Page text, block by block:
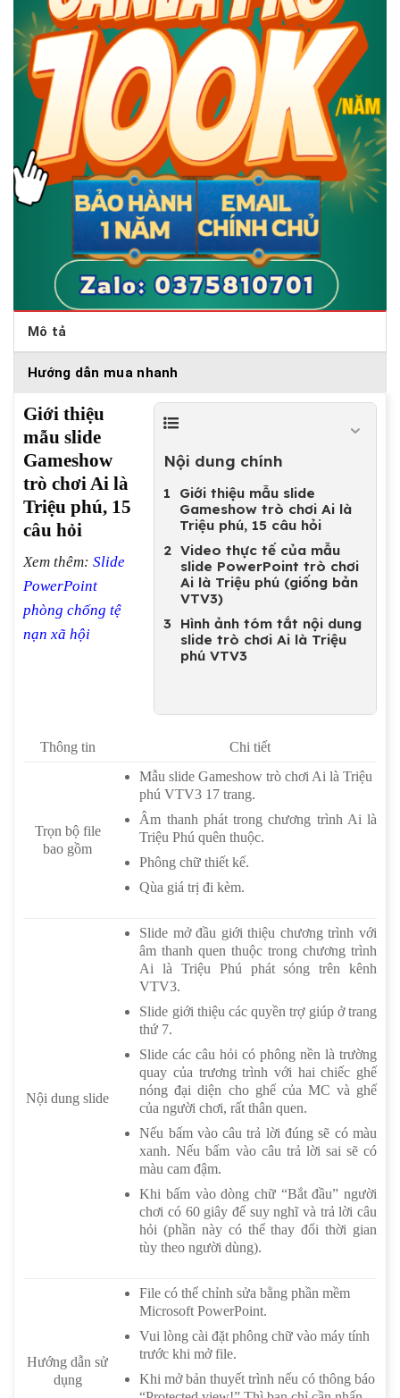
Mô tả
Hướng dẫn mua nhanh
Nội dung chính
Giới thiệu mẫu slide
Gameshow trò chơi Ai là
Triệu phú, 15 câu hỏi
Video thực tế của mẫu
slide PowerPoint trò chơi
Ai là Triệu phú (giống bản
VTV3)
Hình ảnh tóm tắt nội dung
slide trò chơi Ai là Triệu
phú VTV3
Giới thiệu
mẫu slide
Gameshow
trò chơi Ai là
Triệu phú, 15
câu hỏi
Xem thêm: Slide
PowerPoint
phòng chống tệ
nạn xã hội
Thông tin Chi tiết
Trọn bộ file
bao gồm
Mẫu slide Gameshow trò chơi Ai là Triệu
phú VTV3 17 trang.
Âm thanh phát trong chương trình Ai là
Triệu Phú quên thuộc.
Phông chữ thiết kế.
Qùa giá trị đi kèm.
Nội dung slide
Slide mở đầu giới thiệu chương trình với
âm thanh quen thuộc trong chương trình
Ai là Triệu Phú phát sóng trên kênh
VTV3.
Slide giới thiệu các quyền trợ giúp ở trang
thứ 7.
Slide các câu hỏi có phông nền là trường
quay của trương trình với hai chiếc ghế
nóng đại diện cho ghế của MC và ghế
của người chơi, rất thân quen.
Nếu bấm vào câu trả lời đúng sẽ có màu
xanh. Nếu bấm vào câu trả lời sai sẽ có
màu cam đậm.
Khi bấm vào dòng chữ “Bắt đầu” người
chơi có 60 giây để suy nghĩ và trả lời câu
hỏi (phần này có thể thay đổi thời gian
tùy theo người dùng).
Hướng dẫn sử
dụng
File có thể chỉnh sửa bằng phần mềm
Microsoft PowerPoint.
Vui lòng cài đặt phông chữ vào máy tính
trước khi mở file.
Khi mở bản thuyết trình nếu có thông báo